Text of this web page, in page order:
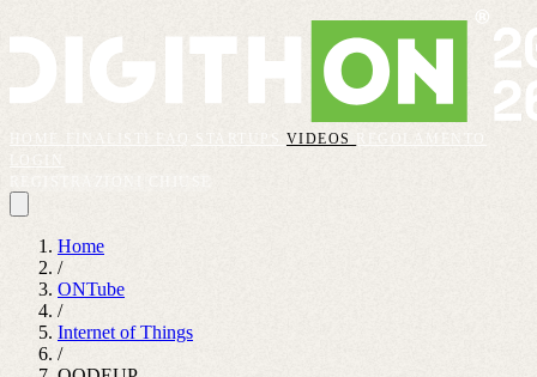
VIDEOS
REGOLAMENTO
Home
/
ONTube
/
Internet of Things
/